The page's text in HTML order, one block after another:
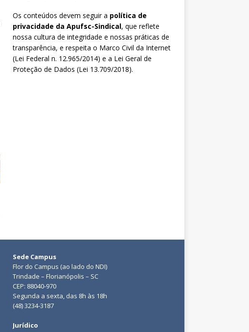
Os conteúdos devem seguir a política de
privacidade da Apufsc-Sindical, que reflete
nossa cultura de integridade e nossas práticas de
transparência, e respeita o Marco Civil da Internet
(Lei Federal n. 12.965/2014) e a Lei Geral de
Proteção de Dados (Lei 13.709/2018).
Sede Campus
Flor do Campus (ao lado do NDI)
Trindade – Florianópolis – SC
CEP: 88040-970
Segunda a sexta, das 8h às 18h
(48) 3234-3187
Jurídico